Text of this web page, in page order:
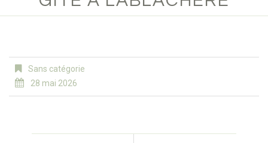
Sans catégorie
28 mai 2026